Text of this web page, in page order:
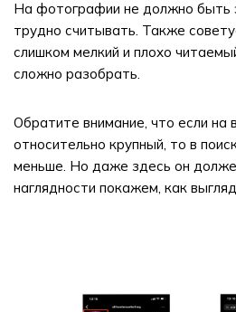
На фотографии не должно быть
трудно считывать. Также
слишком мелкий и плохо
сложно разобрать.
Обратите внимание, что если на
относительно крупный, то в
меньше. Но даже здесь он
наглядности покажем, как